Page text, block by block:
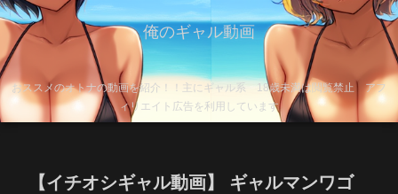
俺のギャル動画
おススメのオトナの動画を紹介！！主にギャル系 18歳未満は閲覧禁止 アフ
ィリエイト広告を利用しています
【イチオシギャル動画】 ギャルマンワゴ